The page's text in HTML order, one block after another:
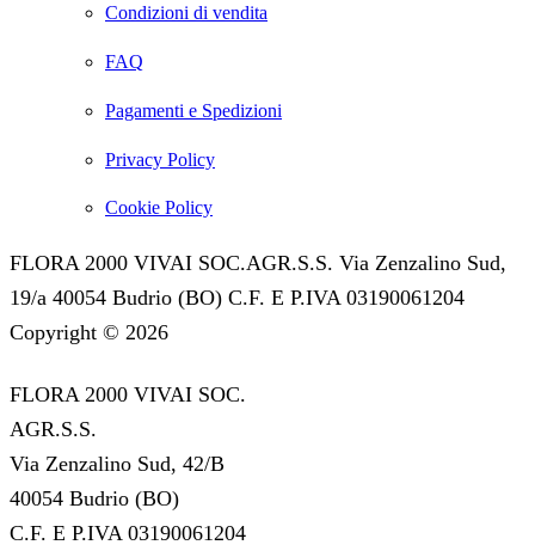
Condizioni di vendita
FAQ
Pagamenti e Spedizioni
Privacy Policy
Cookie Policy
FLORA 2000 VIVAI SOC.AGR.S.S. Via Zenzalino Sud,
19/a 40054 Budrio (BO) C.F. E P.IVA 03190061204
Copyright © 2026
FLORA 2000 VIVAI SOC.
AGR.S.S.
Via Zenzalino Sud, 42/B
40054 Budrio (BO)
C.F. E P.IVA 03190061204